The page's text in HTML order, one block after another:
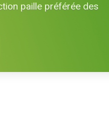
paille préférée des